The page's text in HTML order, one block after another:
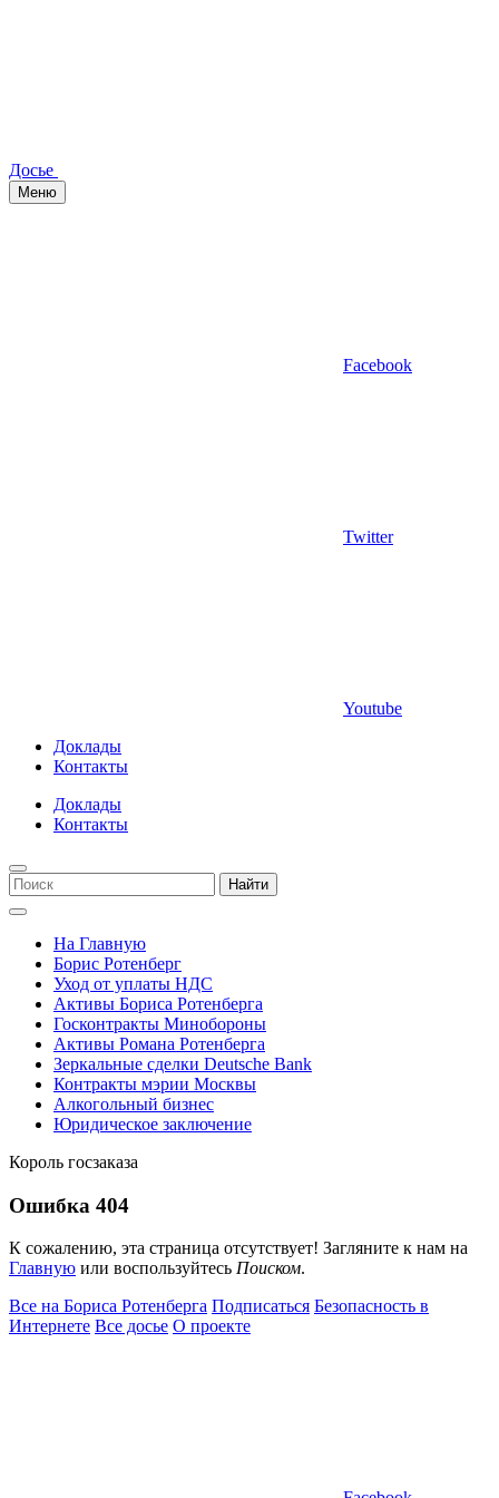
Досье
Меню
Facebook
Twitter
Youtube
Доклады
Контакты
Доклады
Контакты
Найти
На Главную
Борис Ротенберг
Уход от уплаты НДС
Активы Бориса Ротенберга
Госконтракты Минобороны
Активы Романа Ротенберга
Зеркальные сделки Deutsche Bank
Контракты мэрии Москвы
Алкогольный бизнес
Юридическое заключение
Король госзаказа
Ошибка 404
К сожалению, эта страница отсутствует! Загляните к нам на
Главную или воспользуйтесь Поиском.
Все на Бориса Ротенберга Подписаться Безопасность в
Интернете Все досье О проекте